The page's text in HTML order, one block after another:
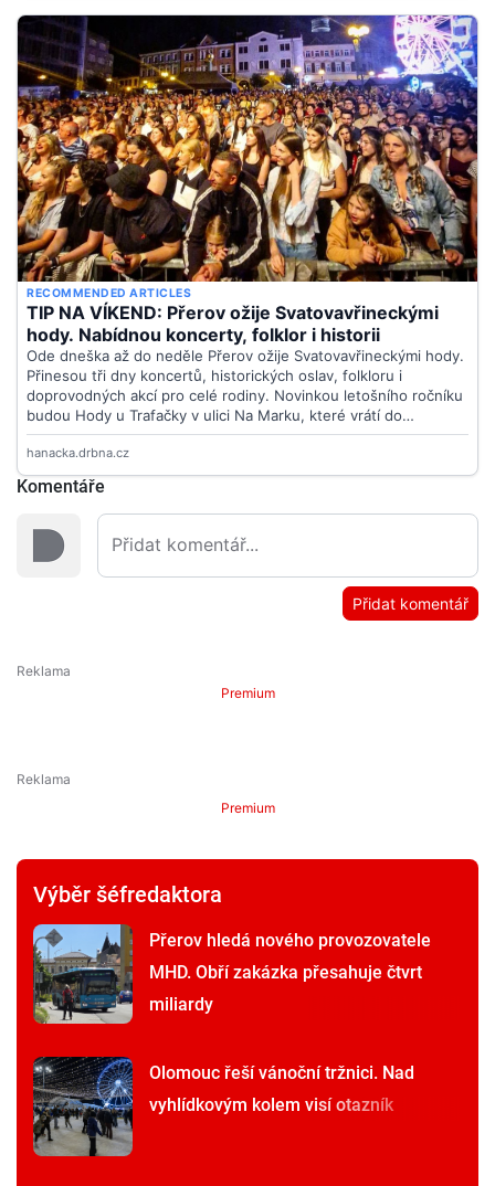
Komentáře
Přidat komentář
Premium
Premium
Výběr šéfredaktora
Přerov hledá nového provozovatele
MHD. Obří zakázka přesahuje čtvrt
miliardy
Olomouc řeší vánoční tržnici. Nad
vyhlídkovým kolem visí otazník